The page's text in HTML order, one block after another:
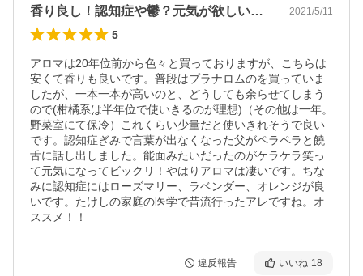
香り良し！認知症や鬱？元気が欲しい時も！ 2021/5/11
5
アロマは20年位前から色々と買っておりますが、こちらは
安くて香りも良いです。普段はプラナロムのを買っていま
したが、一本一本が高いのと、どうしても余らせてしまう
ので(柑橘系は半年位で使いきるのが理想)（その他は一年。
野菜室にて保冷）これくらい少量だと使いきれそうで良い
です。認知症ぎみで言葉が出なくなった父がペラペラと饒
舌に話し出しました。能面みたいだったのがケラケラ笑っ
て元気になってビックリ！やはりアロマは凄いです。ちな
みに認知症にはローズマリー、ラベンダー、オレンジが良
いです。たけしの家庭の医学で昔流行ったアレですね。オ
ススメ！！
違反報告 いいね 18